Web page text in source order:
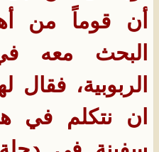
أن قوماً من
البحث معه
الربوبية،
ان نتكلم في